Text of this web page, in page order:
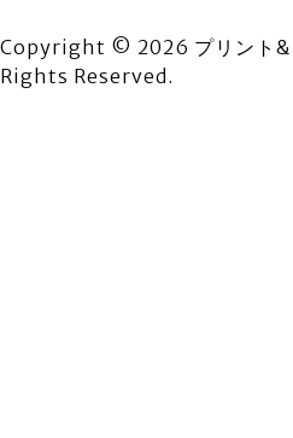
Copyright © 2026 プリント&
Rights Reserved.